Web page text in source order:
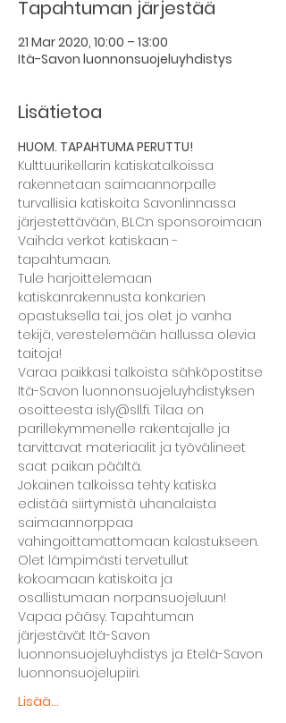
Tapahtuman järjestää
21 Mar 2020, 10:00 – 13:00
Itä-Savon luonnonsuojeluyhdistys
Lisätietoa
HUOM. TAPAHTUMA PERUTTU!
Kulttuurikellarin katiskatalkoissa
rakennetaan saimaannorpalle
turvallisia katiskoita Savonlinnassa
järjestettävään, BLC:n sponsoroimaan
Vaihda verkot katiskaan -
tapahtumaan.
Tule harjoittelemaan
katiskanrakennusta konkarien
opastuksella tai, jos olet jo vanha
tekijä, verestelemään hallussa olevia
taitoja!
Varaa paikkasi talkoista sähköpostitse
Itä-Savon luonnonsuojeluyhdistyksen
osoitteesta isly@sll.fi. Tilaa on
parillekymmenelle rakentajalle ja
tarvittavat materiaalit ja työvälineet
saat paikan päältä.
Jokainen talkoissa tehty katiska
edistää siirtymistä uhanalaista
saimaannorppaa
vahingoittamattomaan kalastukseen.
Olet lämpimästi tervetullut
kokoamaan katiskoita ja
osallistumaan norpansuojeluun!
Vapaa pääsy. Tapahtuman
järjestävät Itä-Savon
luonnonsuojeluyhdistys ja Etelä-Savon
luonnonsuojelupiiri.
Lisää...